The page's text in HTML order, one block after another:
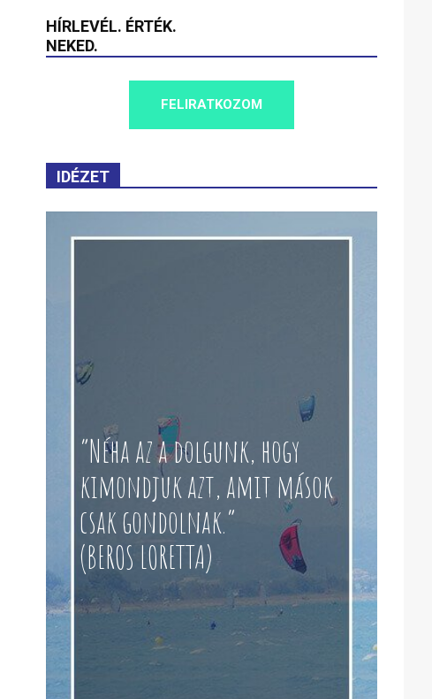
HÍRLEVÉL. ÉRTÉK.
NEKED.
FELIRATKOZOM
IDÉZET
“Néha az a dolgunk, hogy
kimondjuk azt, amit mások
csak gondolnak.”
(BEROS LORETTA)